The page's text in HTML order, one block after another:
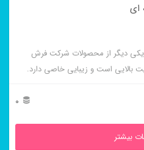
ای یکی دیگر از محصولات شرکت فرش
بالایی است و زیبایی خاصی دارد.
0
بیشتر